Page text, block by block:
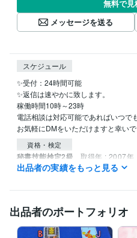
無料で
メッセージを送る
スケジュール
✨受付：24時間可能
✨返信は速やかに致します。
稼働時間10時～23時
電話相談は対応可能であればいつで
資格・検定
秘書技能検定2級 取得年 : 2007年
占い 遠隔透視 統計学による鑑定
不倫
出品者の実績をもっと見る
出品者のポートフォリオ